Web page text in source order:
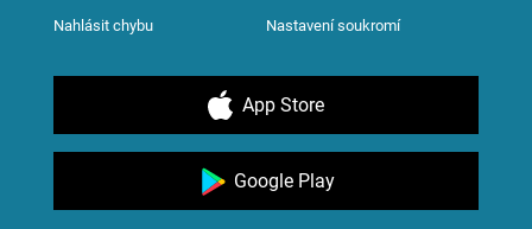
Nahlásit chybu Nastavení soukromí
App Store
Google Play